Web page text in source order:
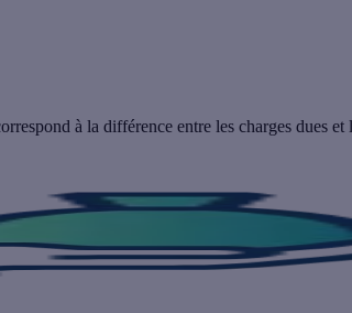
à la différence entre les charges dues et